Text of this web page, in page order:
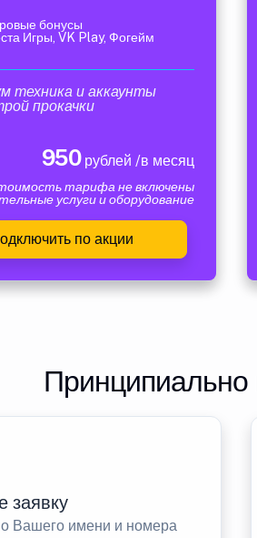
бонусы
Игры, VK Play, Фогейм
техника и аккаунты
прокачки
950рублей /в месяц
тарифа не включены
услуги и оборудование
по акции
Принципиально
заявку
Вашего имени и номера